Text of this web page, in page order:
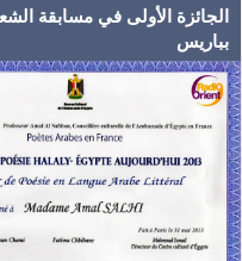
الجائزة الأولى في مسابقة
بباريس